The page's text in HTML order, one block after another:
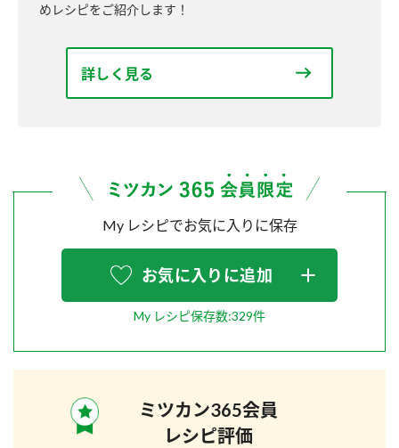
めレシピをご紹介します！
詳しく見る
My レシピでお気に入りに保存
お気に入りに追加
My レシピ保存数:329件
ミツカン365会員
レシピ評価